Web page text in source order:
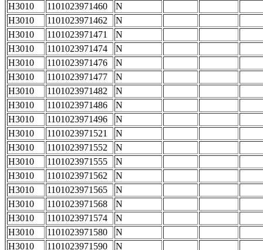
H3010
1101023971460
N
H3010
1101023971462
N
H3010
1101023971471
N
H3010
1101023971474
N
H3010
1101023971476
N
H3010
1101023971477
N
H3010
1101023971482
N
H3010
1101023971486
N
H3010
1101023971496
N
H3010
1101023971521
N
H3010
1101023971552
N
H3010
1101023971555
N
H3010
1101023971562
N
H3010
1101023971565
N
H3010
1101023971568
N
H3010
1101023971574
N
H3010
1101023971580
N
H3010
1101023971590
N